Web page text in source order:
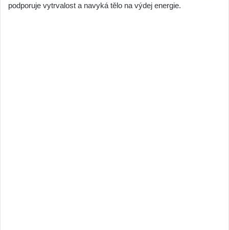
podporuje vytrvalost a navyká tělo na výdej energie.